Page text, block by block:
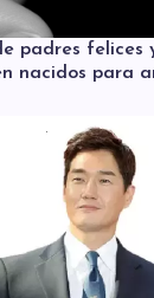
padres felices
nacidos para